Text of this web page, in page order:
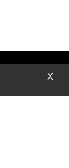
X